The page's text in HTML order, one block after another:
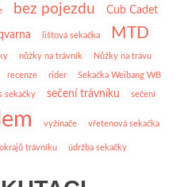
bez pojezdu Cub Cadet
lištová sekačka MTD
nůžky na trávník Nůžky na trávu
recenze rider Sekačka Weibang WB
sekačky sečení trávníku sečení
vyžínače vřetenová sekačka
trávníku údržba sekačky